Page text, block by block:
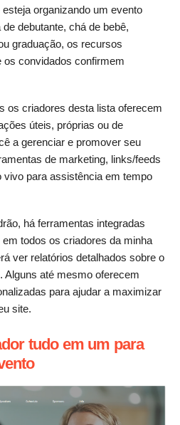
organizando um evento
debutante, chá de bebê,
graduação, os recursos
os convidados confirmem
os criadores desta lista oferecem
úteis, próprias ou de
a gerenciar e promover seu
de marketing, links/feeds
vivo para assistência em tempo
há ferramentas integradas
todos os criadores da minha
ver relatórios detalhados sobre o
Alguns até mesmo oferecem
para ajudar a maximizar
site.
tudo em um para